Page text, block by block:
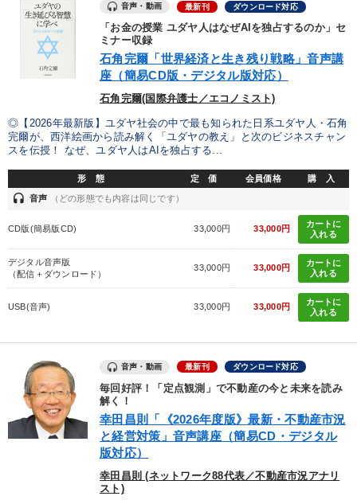
繁盛
※「更新」を押すと「テーマ」「キーワード」を更新いただけます。
ondemand_video 経営音声・動画を探す refresh 更新する
全国経営者セミナー収録物以外の経営教材（全761タイトル）からお探
カテゴリー
2026年夏季全国経営者セミナー収録講演ＣＤ・講演ＤＶＤ・デジ
タル版（音声／動画ストリーミング・ダウンロード）
【最新刊】精神科医・和田秀樹の「老いない力」＋健康な社長と
経営リーダーの考え方と戦略を学ぶ
全国経営者セミナー収録〈売れ筋・人気〉音声＆動画20選
企業戦略に学ぶ 組織と人を動かすマネジメント力を磨く
タル版（音声／動画ストリーミング・ダウンロード）
音声・動画 最新刊 ダウンロード対応
「お金の授業 ユダヤ人はなぜAIを独占するのか」セ
ミナー収録
石角完爾「世界経済と生き残り戦略」音声講
座（簡易CD版・デジタル版対応）
石角完爾(国際弁護士／エコノミスト)
◎【2026年最新版】ユダヤ社会の中で最も知られた日系ユダヤ人・石角
完爾が、西洋絵画から読み解く「ユダヤの教え」と次のビジネスチャン
スを伝授！ なぜ、ユダヤ人はAIを独占する...
形 態 定 価 会員価格 購 入
headset 音声 （どの形態でも内容は同じです）
CD版(簡易版CD) 33,000円 33,000円
カートに
入れる
デジタル音声版
（配信＋ダウンロード）
33,000円 33,000円
カートに
入れる
USB(音声) 33,000円 33,000円
カートに
入れる
音声・動画 最新刊 ダウンロード対応
毎回好評！「定点観測」で不動産の今と未来を読み
解く！
幸田昌則「《2026年度版》最新・不動産市況
と経営対策」音声講座（簡易CD・デジタル
版対応）
幸田昌則 (ネットワーク88代表／不動産市況アナリ
スト)